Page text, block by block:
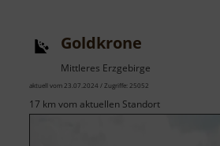
Goldkrone
Mittleres Erzgebirge
aktuell vom 23.07.2024 / Zugriffe: 25052
17 km vom aktuellen Standort